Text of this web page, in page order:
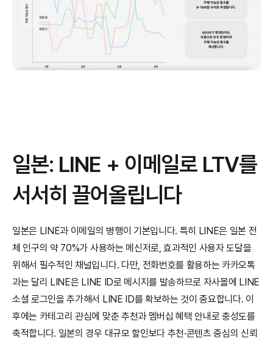
일본: LINE + 이메일로 LTV를
서서히 끌어올립니다
일본은 LINE과 이메일의 병행이 기본입니다. 특히 LINE은 일본 전
체 인구의 약 70%가 사용하는 메신저로, 효과적인 사용자 도달을
위해서 필수적인 채널입니다. 다만, 전화번호를 활용하는 카카오톡
과는 달리 LINE은 LINE ID로 메시지를 발송하므로 자사몰에 LINE
소셜 로그인을 추가해서 LINE ID를 확보하는 것이 중요합니다. 이
후에는 카테고리 관심에 맞춘 추천과 멤버십 혜택 안내로 충성도를
축적합니다. 일본의 경우 대규모 할인보다 추천·콘텐츠 중심의 신뢰